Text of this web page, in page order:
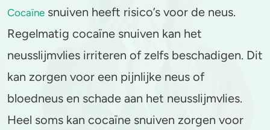
Cocaïne
Speed
GHB
Alcohol
Zwangerschap
Drugs & de wet
Combinaties & medicijnen
Zorgen om iemand
Stoppen of minderen
Cocaïne snuiven heeft risico’s voor de neus.
Regelmatig cocaïne snuiven kan het
neusslijmvlies irriteren of zelfs beschadigen. Dit
kan zorgen voor een pijnlijke neus of
bloedneus en schade aan het neusslijmvlies.
Heel soms kan cocaïne snuiven zorgen voor